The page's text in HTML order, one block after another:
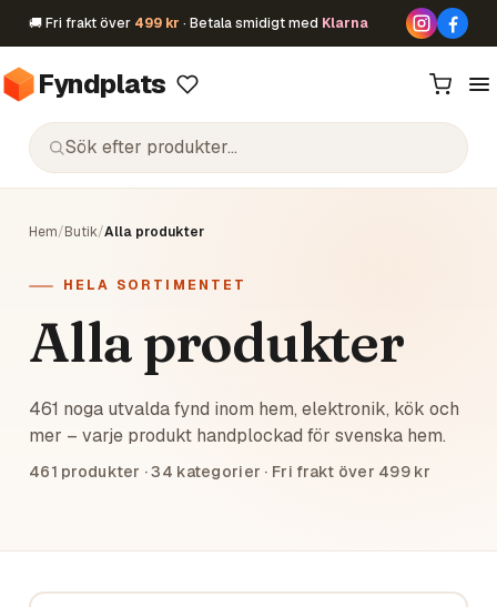
🚚 Fri frakt över 499 kr · Betala smidigt med Klarna
Fyndplats
Hem/Butik/Alla produkter
HELA SORTIMENTET
Alla produkter
461 noga utvalda fynd inom hem, elektronik, kök och
mer – varje produkt handplockad för svenska hem.
461 produkter ·34 kategorier · Fri frakt över 499 kr